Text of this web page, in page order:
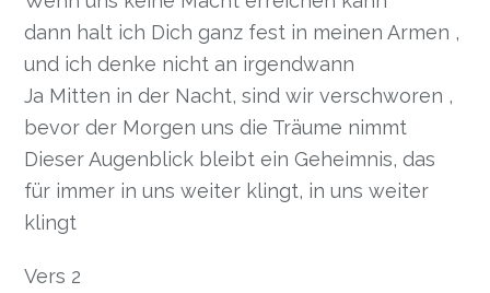
dann halt ich Dich ganz fest in meinen Armen ,
und ich denke nicht an irgendwann
Ja Mitten in der Nacht, sind wir verschworen ,
bevor der Morgen uns die Träume nimmt
Dieser Augenblick bleibt ein Geheimnis, das
für immer in uns weiter klingt, in uns weiter
klingt
Vers 2